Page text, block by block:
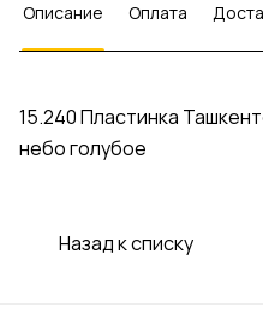
Описание Оплата
15.240 Пластинка
небо голубое
Назад к списку